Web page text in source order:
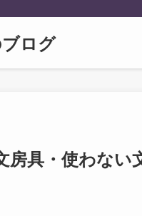
ログ
房具・使わない